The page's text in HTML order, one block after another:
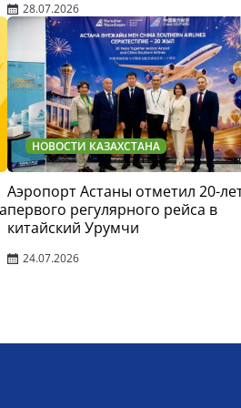
28.07.2026
НОВОСТИ КАЗАХСТАНА
Аэропорт Астаны отметил 20-
первого регулярного рейса в
китайский Урумчи
24.07.2026